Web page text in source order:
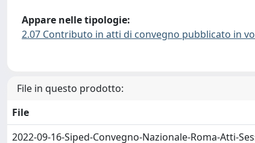
Appare nelle tipologie:
2.07 Contributo in atti di convegno pubblicato in
File in questo prodotto:
File
2022-09-16-Siped-Convegno-Nazionale-Roma-Atti-